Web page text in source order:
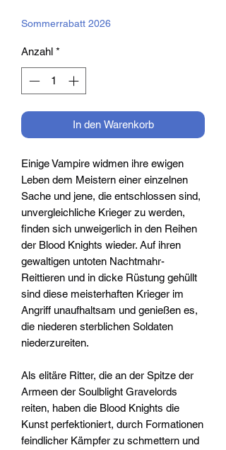
Sommerrabatt 2026
Anzahl *
In den Warenkorb
Einige Vampire widmen ihre ewigen
Leben dem Meistern einer einzelnen
Sache und jene, die entschlossen sind,
unvergleichliche Krieger zu werden,
finden sich unweigerlich in den Reihen
der Blood Knights wieder. Auf ihren
gewaltigen untoten Nachtmahr-
Reittieren und in dicke Rüstung gehüllt
sind diese meisterhaften Krieger im
Angriff unaufhaltsam und genießen es,
die niederen sterblichen Soldaten
niederzureiten.
Als elitäre Ritter, die an der Spitze der
Armeen der Soulblight Gravelords
reiten, haben die Blood Knights die
Kunst perfektioniert, durch Formationen
feindlicher Kämpfer zu schmettern und